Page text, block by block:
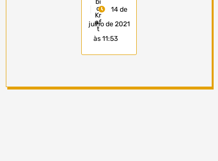
14 de
julho de 2021
às 11:53